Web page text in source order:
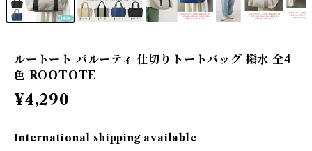
ルートート パルーティ 仕切りトートバッグ 撥水 全4
色 ROOTOTE
¥4,290
International shipping available